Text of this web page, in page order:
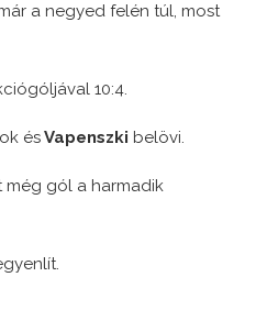
a negyed felén túl, most
10:4.
ésVapenszki belövi.
még gól a harmadik